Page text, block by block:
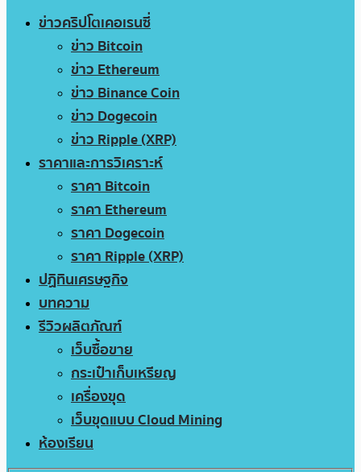
ข่าวคริปโตเคอเรนซี่
ข่าว Bitcoin
ข่าว Ethereum
ข่าว Binance Coin
ข่าว Dogecoin
ข่าว Ripple (XRP)
ราคาและการวิเคราะห์
ราคา Bitcoin
ราคา Ethereum
ราคา Dogecoin
ราคา Ripple (XRP)
ปฏิทินเศรษฐกิจ
บทความ
รีวิวผลิตภัณฑ์
เว็บซื้อขาย
กระเป๋าเก็บเหรียญ
เครื่องขุด
เว็บขุดแบบ Cloud Mining
ห้องเรียน